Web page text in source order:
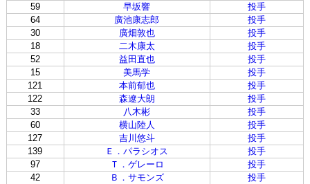
59
早坂響
投手
64
廣池康志郎
投手
30
廣畑敦也
投手
18
二木康太
投手
52
益田直也
投手
15
美馬学
投手
121
本前郁也
投手
122
森遼大朗
投手
33
八木彬
投手
60
横山陸人
投手
127
吉川悠斗
投手
139
Ｅ．パラシオス
投手
97
Ｔ．ゲレーロ
投手
42
Ｂ．サモンズ
投手